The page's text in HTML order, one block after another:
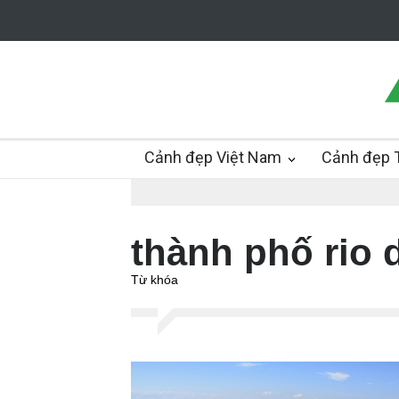
Cảnh đẹp Việt Nam Cảnh đẹp
thành phố rio
Từ khóa